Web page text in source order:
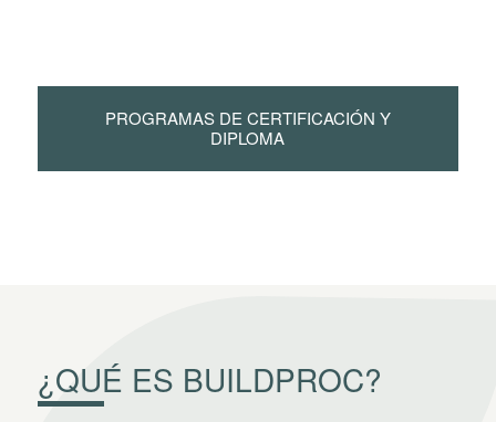
PROGRAMAS DE CERTIFICACIÓN Y
DIPLOMA
¿QUÉ ES BUILDPROC?